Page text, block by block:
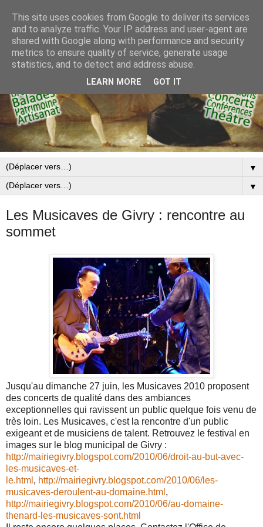
▼
▼
Les Musicaves de Givry : rencontre au
sommet
Jusqu'au dimanche 27 juin, les Musicaves 2010 proposent
des concerts de qualité dans des ambiances
exceptionnelles qui ravissent un public quelque fois venu de
très loin. Les Musicaves, c'est la rencontre d'un public
exigeant et de musiciens de talent. Retrouvez le festival en
images sur le blog municipal de Givry :
http://mairiegivry.blogspot.com/2010/06/droit-au-but-avec-
les-musicaves-et-
le.html , http://mairiegivry.blogspot.com/2010/06/les-
musicaves-deroulent-au-domaine.html ,
http://mairiegivry.blogspot.com/2010/06/au-domaine-
thenard-les-musicaves-sont.html
This site uses cookies from Google to deliver its services
and to analyze traffic. Your IP address and user-agent are
shared with Google along with performance and security
metrics to ensure quality of service, generate usage
statistics, and to detect and address abuse.
LEARN MORE GOT IT